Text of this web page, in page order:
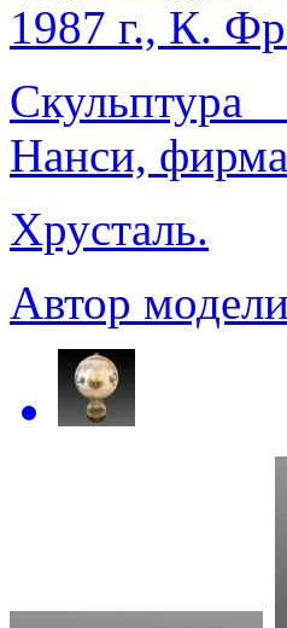
1987 г., К.
Нанси,
Хрусталь.
Автор